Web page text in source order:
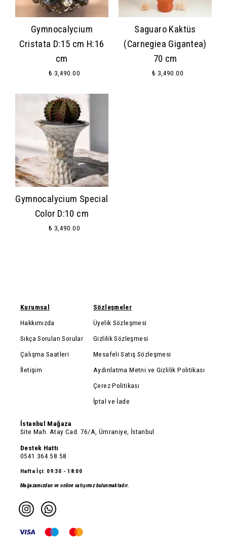
Gymnocalycium
Cristata D:15 cm H:16
cm
₺ 3,490.00
Saguaro Kaktüs
(Carnegiea Gigantea)
70 cm
₺ 3,490.00
Gymnocalycium Special
Color D:10 cm
₺ 3,490.00
Kurumsal
Hakkımızda
Sıkça Sorulan Sorular
Çalışma Saatleri
İletişim
Sözleşmeler
Üyelik Sözleşmesi
Gizlilik Sözleşmesi
Mesafeli Satış Sözleşmesi
Aydınlatma Metni ve Gizlilik Politikası
Çerez Politikası
İptal ve İade
İstanbul Mağaza
Site Mah. Atay Cad. 76/A, Ümraniye, İstanbul
Destek Hattı
0541 364 58 58
Hafta İçi: 09:30 - 18:00
Mağazamızdan ve online satışımız bulunmaktadır.